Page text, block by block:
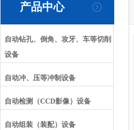
产品中心
自动钻孔、倒角、攻牙、车等切削
设备
自动冲、压等冲制设备
自动检测（CCD影像）设备
自动组装（装配）设备